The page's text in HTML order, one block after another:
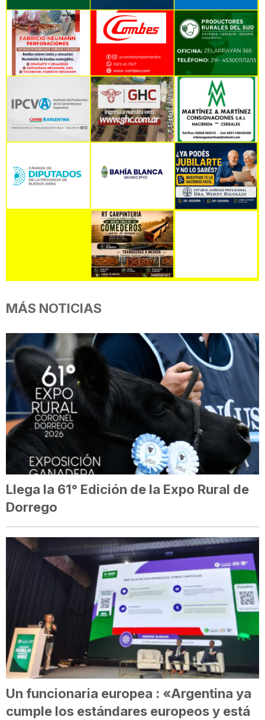
MÁS NOTICIAS
Llega la 61° Edición de la Expo Rural de
Dorrego
Un funcionaria europea : «Argentina ya
cumple los estándares europeos y está